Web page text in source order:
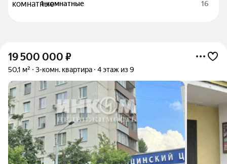
1-комнатные 16
19 500 000 ₽
50,1 м² 3-комн. квартира 4 этаж из 9